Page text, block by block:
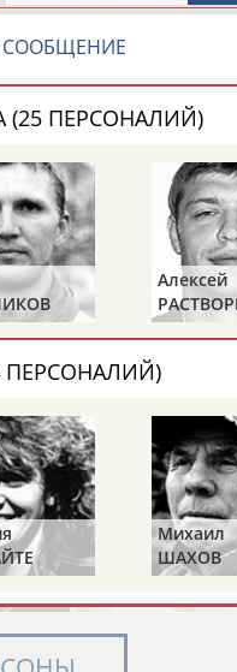
Нурлан
АБДЫКАЛЫКОВ
Александр
АБРАМОВ
АБРАМОВА
Маргарита
СООБЩЕНИЕ
(25 ПЕРСОНАЛИЙ)
Алексей
ПЕРСОНАЛИЙ)
Михаил
ШАХОВ